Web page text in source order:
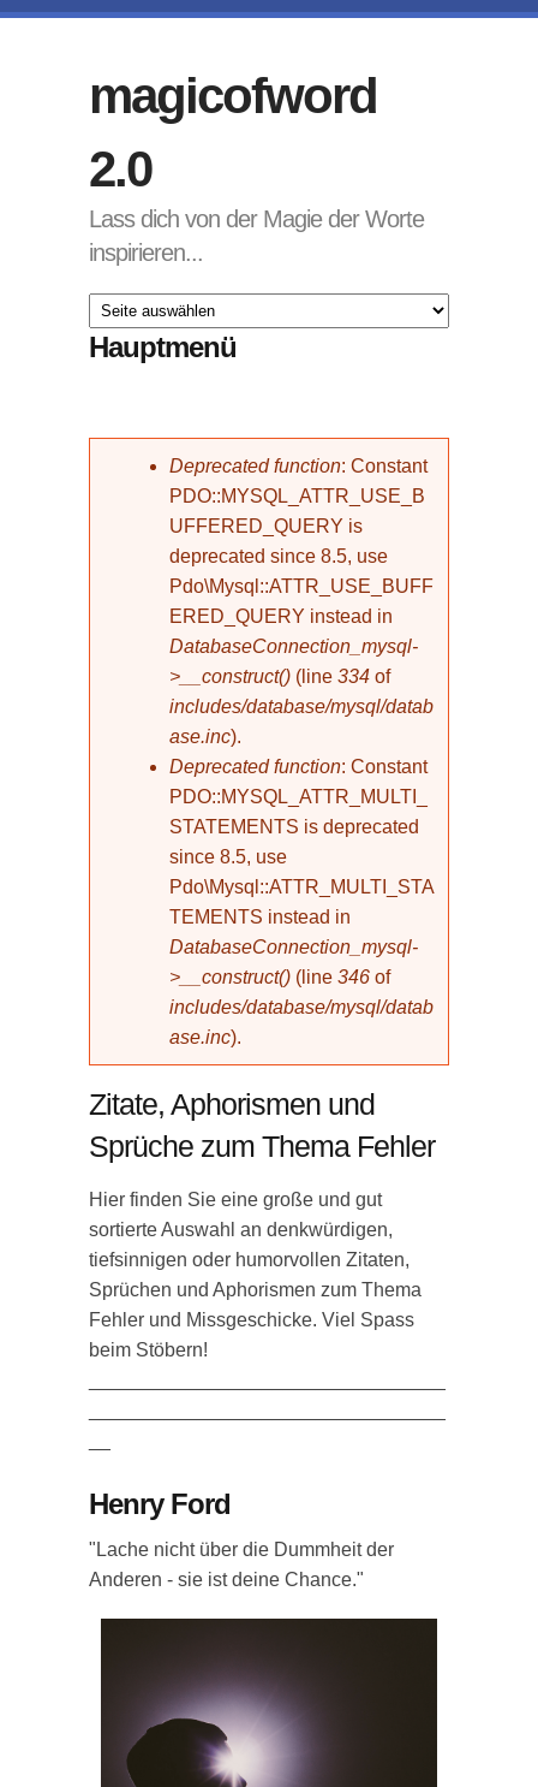
magicofword
2.0
Lass dich von der Magie der Worte
inspirieren...
Hauptmenü
Fehlermeldung
Deprecated function: Constant
PDO::MYSQL_ATTR_USE_B
UFFERED_QUERY is
deprecated since 8.5, use
Pdo\Mysql::ATTR_USE_BUFF
ERED_QUERY instead in
DatabaseConnection_mysql-
>__construct() (line 334 of
includes/database/mysql/datab
ase.inc).
Deprecated function: Constant
PDO::MYSQL_ATTR_MULTI_
STATEMENTS is deprecated
since 8.5, use
Pdo\Mysql::ATTR_MULTI_STA
TEMENTS instead in
DatabaseConnection_mysql-
>__construct() (line 346 of
includes/database/mysql/datab
ase.inc).
Zitate, Aphorismen und
Sprüche zum Thema Fehler
Hier finden Sie eine große und gut
sortierte Auswahl an denkwürdigen,
tiefsinnigen oder humorvollen Zitaten,
Sprüchen und Aphorismen zum Thema
Fehler und Missgeschicke. Viel Spass
beim Stöbern!
Henry Ford
"Lache nicht über die Dummheit der
Anderen - sie ist deine Chance."